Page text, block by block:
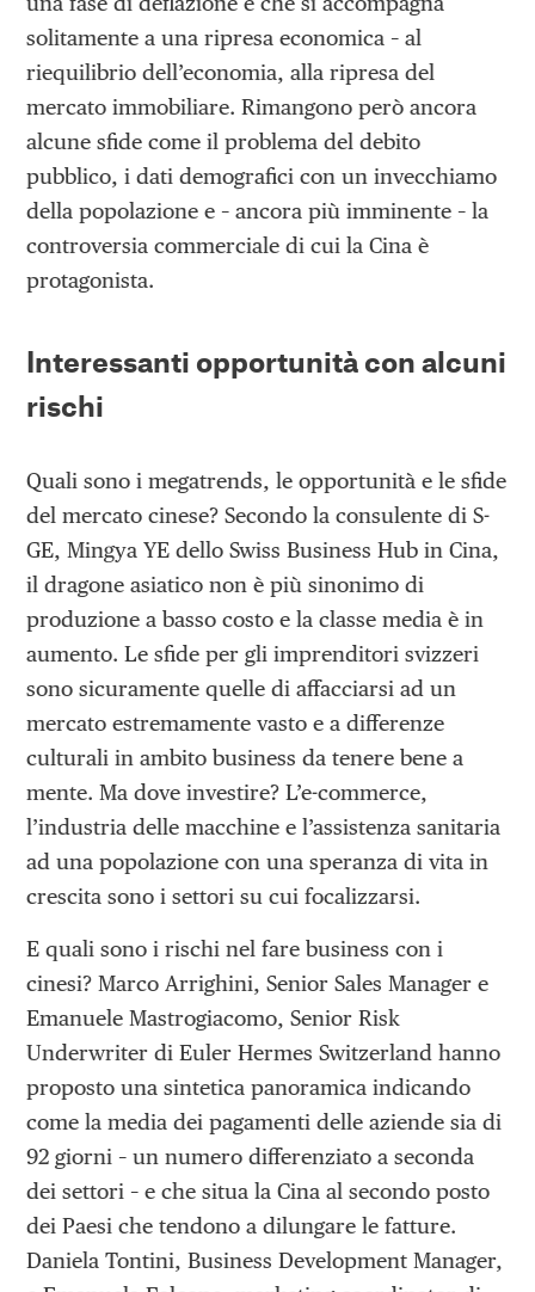
solitamente a una ripresa economica – al
riequilibrio dell’economia, alla ripresa del
mercato immobiliare. Rimangono però ancora
alcune sfide come il problema del debito
pubblico, i dati demografici con un invecchiamo
della popolazione e – ancora più imminente – la
controversia commerciale di cui la Cina è
protagonista.
Interessanti opportunità con alcuni
rischi
Quali sono i megatrends, le opportunità e le sfide
del mercato cinese? Secondo la consulente di S-
GE, Mingya YE dello Swiss Business Hub in Cina,
il dragone asiatico non è più sinonimo di
produzione a basso costo e la classe media è in
aumento. Le sfide per gli imprenditori svizzeri
sono sicuramente quelle di affacciarsi ad un
mercato estremamente vasto e a differenze
culturali in ambito business da tenere bene a
mente. Ma dove investire? L’e-commerce,
l’industria delle macchine e l’assistenza sanitaria
ad una popolazione con una speranza di vita in
crescita sono i settori su cui focalizzarsi.
E quali sono i rischi nel fare business con i
cinesi? Marco Arrighini, Senior Sales Manager e
Emanuele Mastrogiacomo, Senior Risk
Underwriter di Euler Hermes Switzerland hanno
proposto una sintetica panoramica indicando
come la media dei pagamenti delle aziende sia di
92 giorni – un numero differenziato a seconda
dei settori – e che situa la Cina al secondo posto
dei Paesi che tendono a dilungare le fatture.
Daniela Tontini, Business Development Manager,